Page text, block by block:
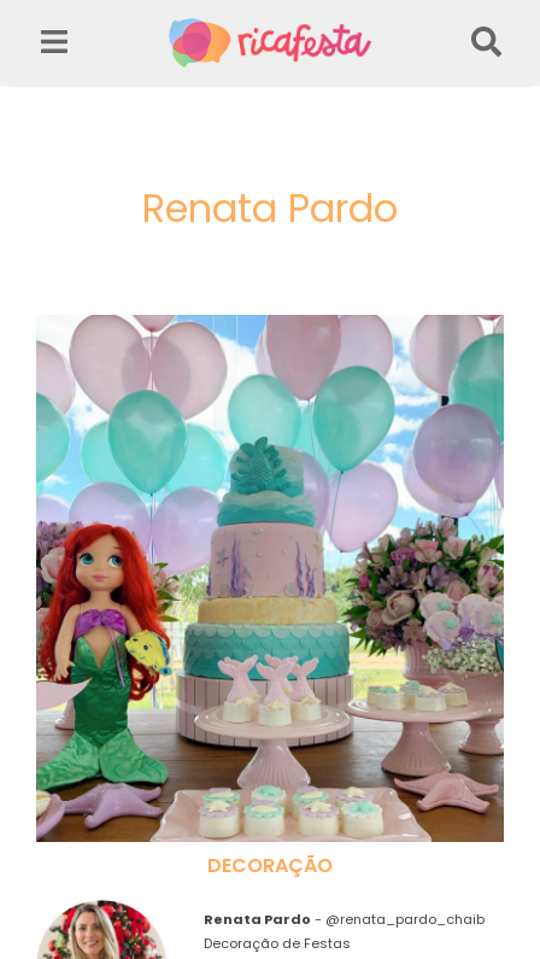
Renata Pardo
DECORAÇÃO
Renata Pardo - @renata_pardo_chaib
Decoração de Festas